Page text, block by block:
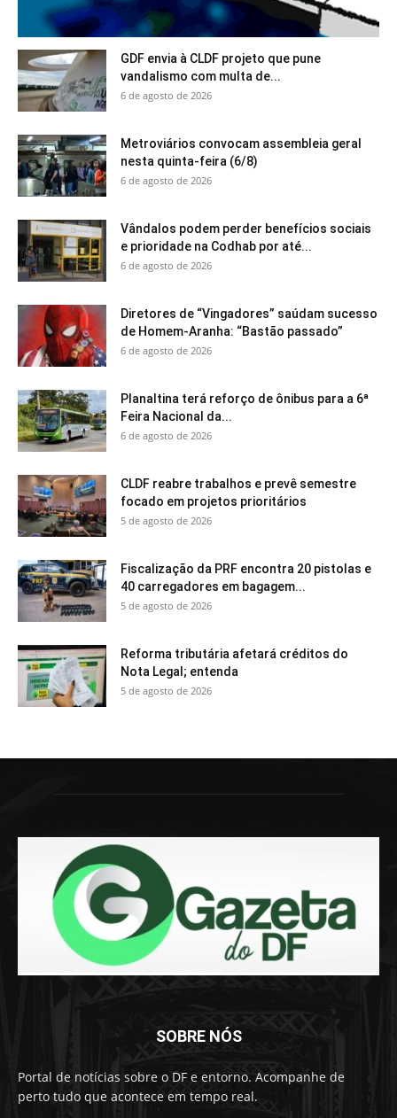
GDF envia à CLDF projeto que pune
vandalismo com multa de...
6 de agosto de 2026
Metroviários convocam assembleia geral
nesta quinta-feira (6/8)
6 de agosto de 2026
Vândalos podem perder benefícios sociais
e prioridade na Codhab por até...
6 de agosto de 2026
Diretores de “Vingadores” saúdam sucesso
de Homem-Aranha: “Bastão passado”
6 de agosto de 2026
Planaltina terá reforço de ônibus para a 6ª
Feira Nacional da...
6 de agosto de 2026
CLDF reabre trabalhos e prevê semestre
focado em projetos prioritários
5 de agosto de 2026
Fiscalização da PRF encontra 20 pistolas e
40 carregadores em bagagem...
5 de agosto de 2026
Reforma tributária afetará créditos do
Nota Legal; entenda
5 de agosto de 2026
SOBRE NÓS
Portal de notícias sobre o DF e entorno. Acompanhe de
perto tudo que acontece em tempo real.